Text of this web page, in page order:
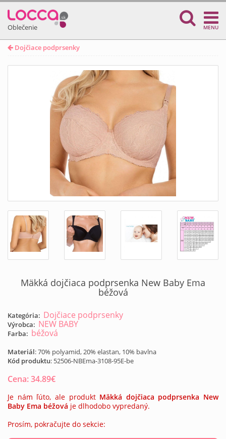
Oblečenie MENU
Dojčiace podprsenky
Mäkká dojčiaca podprsenka New Baby Ema
béžová
Kategória: Dojčiace podprsenky
Výrobca: NEW BABY
Farba: béžová
Materiál: 70% polyamid, 20% elastan, 10% bavlna
Kód produktu: 52506-NBEma-3108-95E-be
Cena:34.89€
Je nám ľúto, ale produkt Mäkká dojčiaca podprsenka New
Baby Ema béžová je dlhodobo vypredaný.
Prosím, pokračujte do sekcie: